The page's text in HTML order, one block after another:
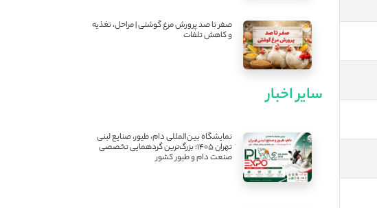
صفر تا صد پرورش مرغ گوشتی | مراحل، تغذیه
و کاهش تلفات
سایر اخبار
نمایشگاه بین‌المللی دام، طیور، صنایع لبنی
تهران ۱۴۰۵؛ بزرگ‌ترین گردهمایی تخصصی
صنعت دام و طیور کشور